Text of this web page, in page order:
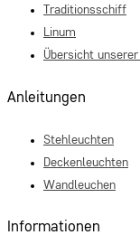
Traditionsschiff
Linum
Übersicht
Anleitungen
Stehleuchten
Deckenleuchten
Wandleuchen
Informationen